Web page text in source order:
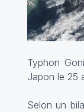
Typhon
Japon le 25
Selon un